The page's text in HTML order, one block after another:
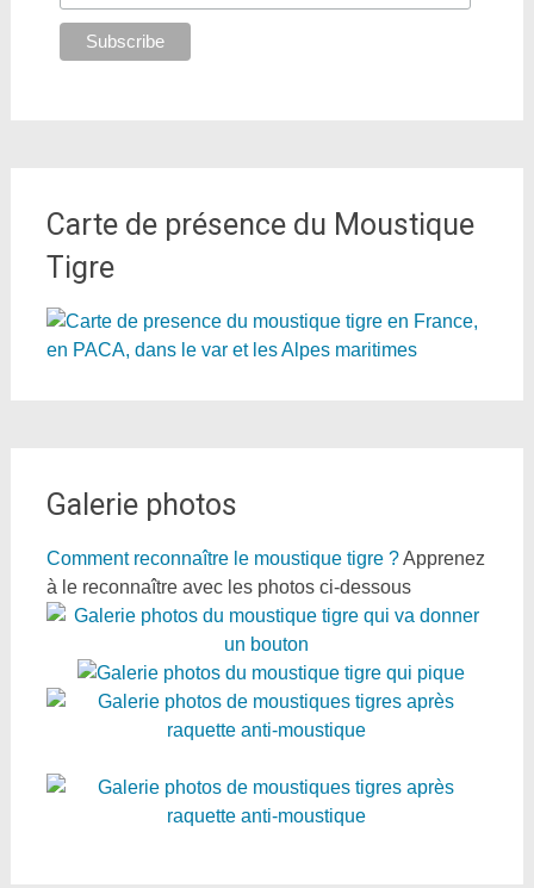
Carte de présence du Moustique
Tigre
Galerie photos
Comment reconnaître le moustique tigre ?Apprenez
à le reconnaître avec les photos ci-dessous